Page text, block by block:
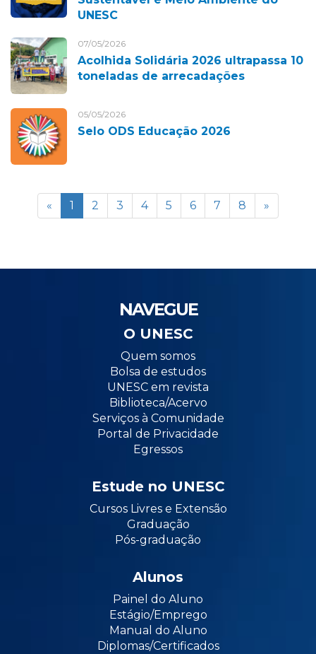
UNESC
07/05/2026
Acolhida Solidária 2026 ultrapassa 10
toneladas de arrecadações
05/05/2026
Selo ODS Educação 2026
« 1 2 3 4 5 6 7 8 »
NAVEGUE
O UNESC
Quem somos
Bolsa de estudos
UNESC em revista
Biblioteca/Acervo
Serviços à Comunidade
Portal de Privacidade
Egressos
Estude no UNESC
Cursos Livres e Extensão
Graduação
Pós-graduação
Alunos
Painel do Aluno
Estágio/Emprego
Manual do Aluno
Diplomas/Certificados